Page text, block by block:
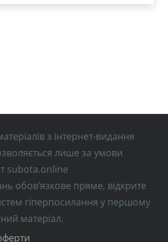
з інтернет-видання
лише за умови
subota.online
обов’язкове пряме, відкрите
гіперпосилання у першому
матеріал.